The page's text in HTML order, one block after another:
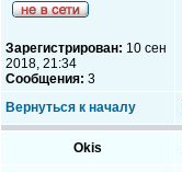
Зарегистрирован: 10 сен
2018, 21:34
Сообщения: 3
Вернуться к началу
Okis